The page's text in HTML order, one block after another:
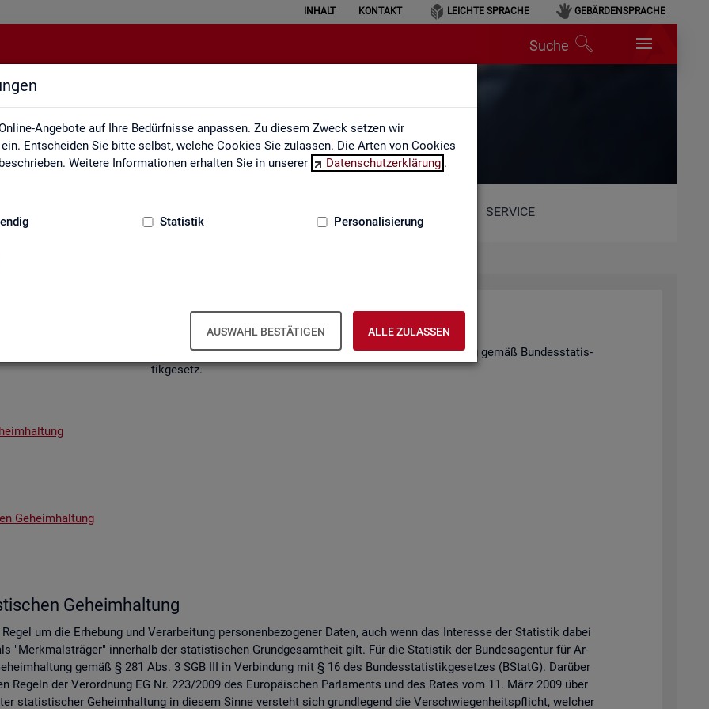
Angebote auf Ihre Bedürfnisse anpassen. Zu diesem Zweck setzen wir
Entscheiden Sie bitte selbst, welche Cookies Sie zulassen. Die Arten von Cookies
Weitere Informationen erhalten Sie in unserer
Datenschutzerklärung .
Statistik Personalisierung
AUSWAHL BESTÄTIGEN ALLE ZULASSEN
INHALT KONTAKT LEICHTE SPRACHE GEBÄRDENSPRACHE
Suche
Statistische Geheimhaltung
SERVICE
Geheimhaltung
Sta­tis­ti­sche Ge­heim­hal­tung
des Da­ten­schut­zes für So­zi­al­da­ten und die Grund­sät­ze der Sta­tis­ti­schen Ge­heim­hal­tung gemäß Bun­des­sta­tis­
tik­ge­setz.
Ge­heim­hal­tung
Ge­heim­hal­tung
um die Er­he­bung und Ver­ar­bei­tung per­so­nen­be­zo­ge­ner Daten, auch wenn das In­ter­es­se der Sta­tis­tik dabei
"Merk­mals­trä­ger" in­ner­halb der sta­tis­ti­schen Grund­ge­samt­heit gilt. Für die Sta­tis­tik der Bun­des­agen­tur für Ar­
gemäß § 281 Abs. 3 SGB III in Ver­bin­dung mit § 16 des Bun­des­sta­tis­tik­ge­set­zes (BStatG). Dar­über
der Ver­ord­nung EG Nr. 223/2009 des Eu­ro­päi­schen Par­la­ments und des Rates vom 11. März 2009 über
sta­tis­ti­scher Ge­heim­hal­tung in die­sem Sinne ver­steht sich grund­le­gend die Ver­schwie­gen­heits­pflicht, wel­cher